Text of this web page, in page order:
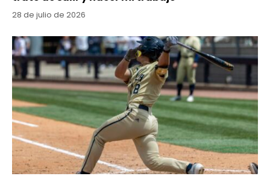
28 de julio de 2026